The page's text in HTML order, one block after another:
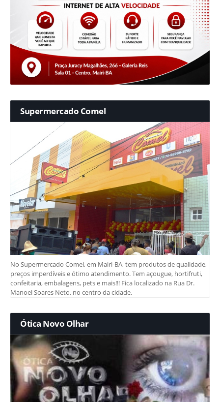
Supermercado Comel
No Supermercado Comel, em Mairi-BA, tem produtos de qualidade,
preços imperdíveis e ótimo atendimento. Tem açougue, hortifruti,
confeitaria, embalagens, pets e mais!!! Fica localizado na Rua Dr.
Manoel Soares Neto, no centro da cidade.
Ótica Novo Olhar